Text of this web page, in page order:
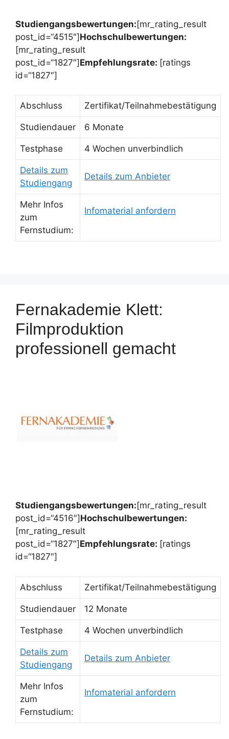
Studiengangsbewertungen:[mr_rating_result
post_id=“4515″]Hochschulbewertungen:
[mr_rating_result
post_id=“1827″]Empfehlungsrate: [ratings
id=“1827″]
Abschluss Zertifikat/Teilnahmebestätigung
Studiendauer 6 Monate
Testphase 4 Wochen unverbindlich
Details zum
Studiengang
Details zum Anbieter
Mehr Infos
zum
Fernstudium:
Infomaterial anfordern
Fernakademie Klett:
Filmproduktion
professionell gemacht
Studiengangsbewertungen: [mr_rating_result
post_id=“4516″] Hochschulbewertungen:
[mr_rating_result
post_id=“1827″] Empfehlungsrate: [ratings
id=“1827″]
Abschluss Zertifikat/Teilnahmebestätigung
Studiendauer 12 Monate
Testphase 4 Wochen unverbindlich
Details zum
Studiengang
Details zum Anbieter
Mehr Infos
zum
Fernstudium:
Infomaterial anfordern